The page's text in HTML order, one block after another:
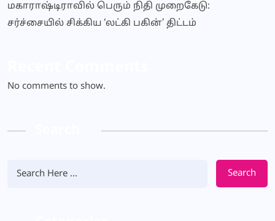
மகாராஷ்டிராவில் பெரும் நிதி முறைகேடு:
சர்ச்சையில் சிக்கிய ‘லட்கி பகின்’ திட்டம்
No comments to show.
Search